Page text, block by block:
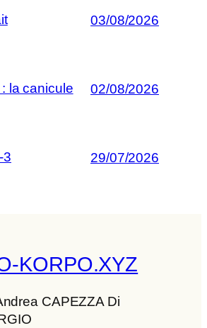
03/08/2026
la canicule 02/08/2026
3 29/07/2026
KORPO.XYZ
CAPEZZA Di